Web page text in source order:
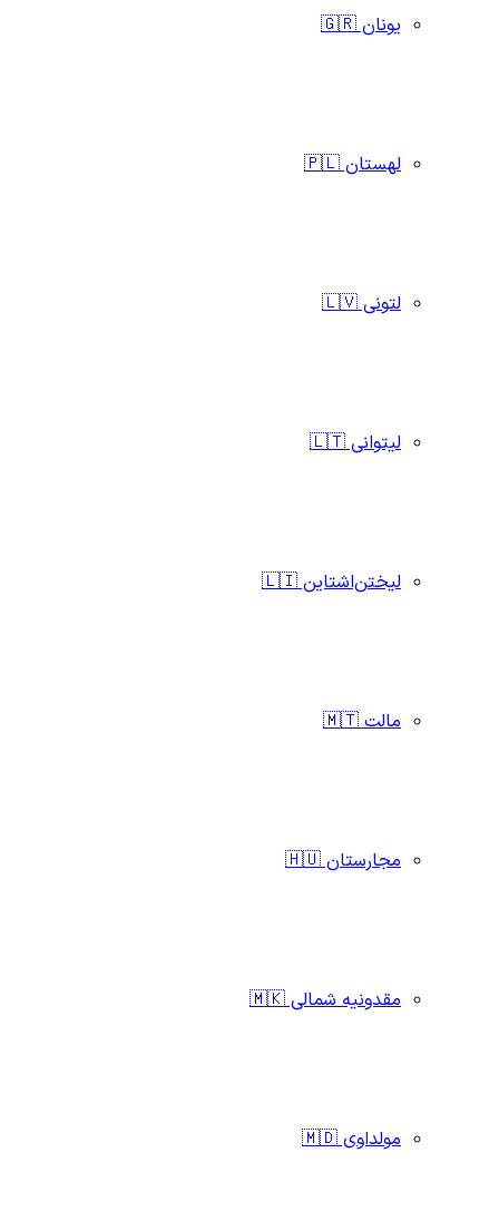
یونان 🇬🇷
لهستان 🇵🇱
لتونی 🇱🇻
لیتوانی 🇱🇹
لیختن‌اشتاین 🇱🇮
مالت 🇲🇹
مجارستان 🇭🇺
مقدونیه شمالی 🇲🇰
مولداوی 🇲🇩